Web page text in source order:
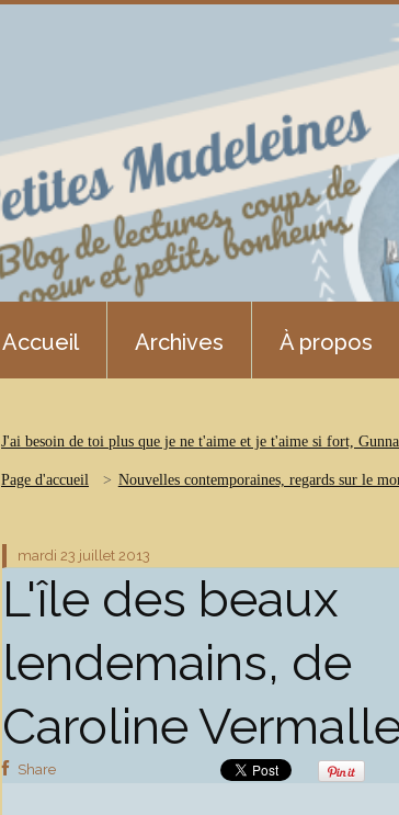
Accueil Archives À propos
J'ai besoin de toi plus que je ne t'aime et je t'aime si fort,
Page d'accueil Nouvelles contemporaines, regards sur le
mardi 23 juillet 2013
L'île des beaux
lendemains, de
Caroline
Share